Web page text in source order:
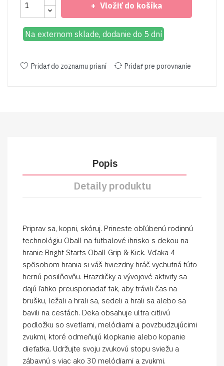
Vložiť do košíka
Na externom sklade, dodanie do 5 dní
Pridať do zoznamu prianí Pridať pre porovnanie
Popis
Detaily produktu
Priprav sa, kopni, skóruj. Prineste obľúbenú rodinnú
technológiu Oball na futbalové ihrisko s dekou na
hranie Bright Starts Oball Grip & Kick. Vďaka 4
spôsobom hrania si váš hviezdny hráč vychutná túto
hernú posilňovňu. Hrazdičky a vývojové aktivity sa
dajú ľahko preusporiadať tak, aby trávili čas na
brušku, ležali a hrali sa, sedeli a hrali sa alebo sa
bavili na cestách. Deka obsahuje ultra citlivú
podložku so svetlami, melódiami a povzbudzujúcimi
zvukmi, ktoré odmeňujú klopkanie alebo kopanie
dieťatka. Udržujte svoju zvukovú stopu sviežu a
zábavnú s viac ako 30 melódiami a zvukmi.